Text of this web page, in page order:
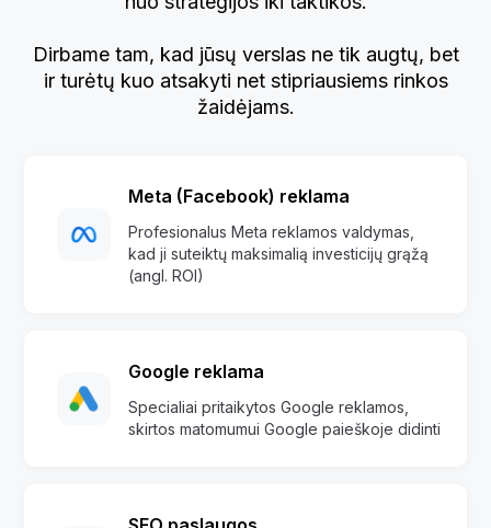
Dirbame tam, kad jūsų verslas ne tik augtų, bet
ir turėtų kuo atsakyti net stipriausiems rinkos
žaidėjams.
Meta (Facebook) reklama
Profesionalus Meta reklamos valdymas,
kad ji suteiktų maksimalią investicijų grąžą
(angl. ROI)
Google reklama
Specialiai pritaikytos Google reklamos,
skirtos matomumui Google paieškoje didinti